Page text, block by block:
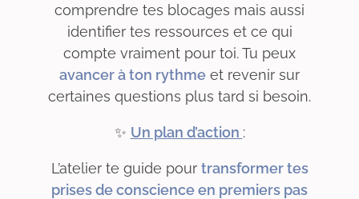
comprendre tes blocages mais aussi
identifier tes ressources et ce qui
compte vraiment pour toi. Tu peux
avancer à ton rythme et revenir sur
certaines questions plus tard si besoin.
✨ Un plan d’action :
L’atelier te guide pour transformer tes
prises de conscience en premiers pas